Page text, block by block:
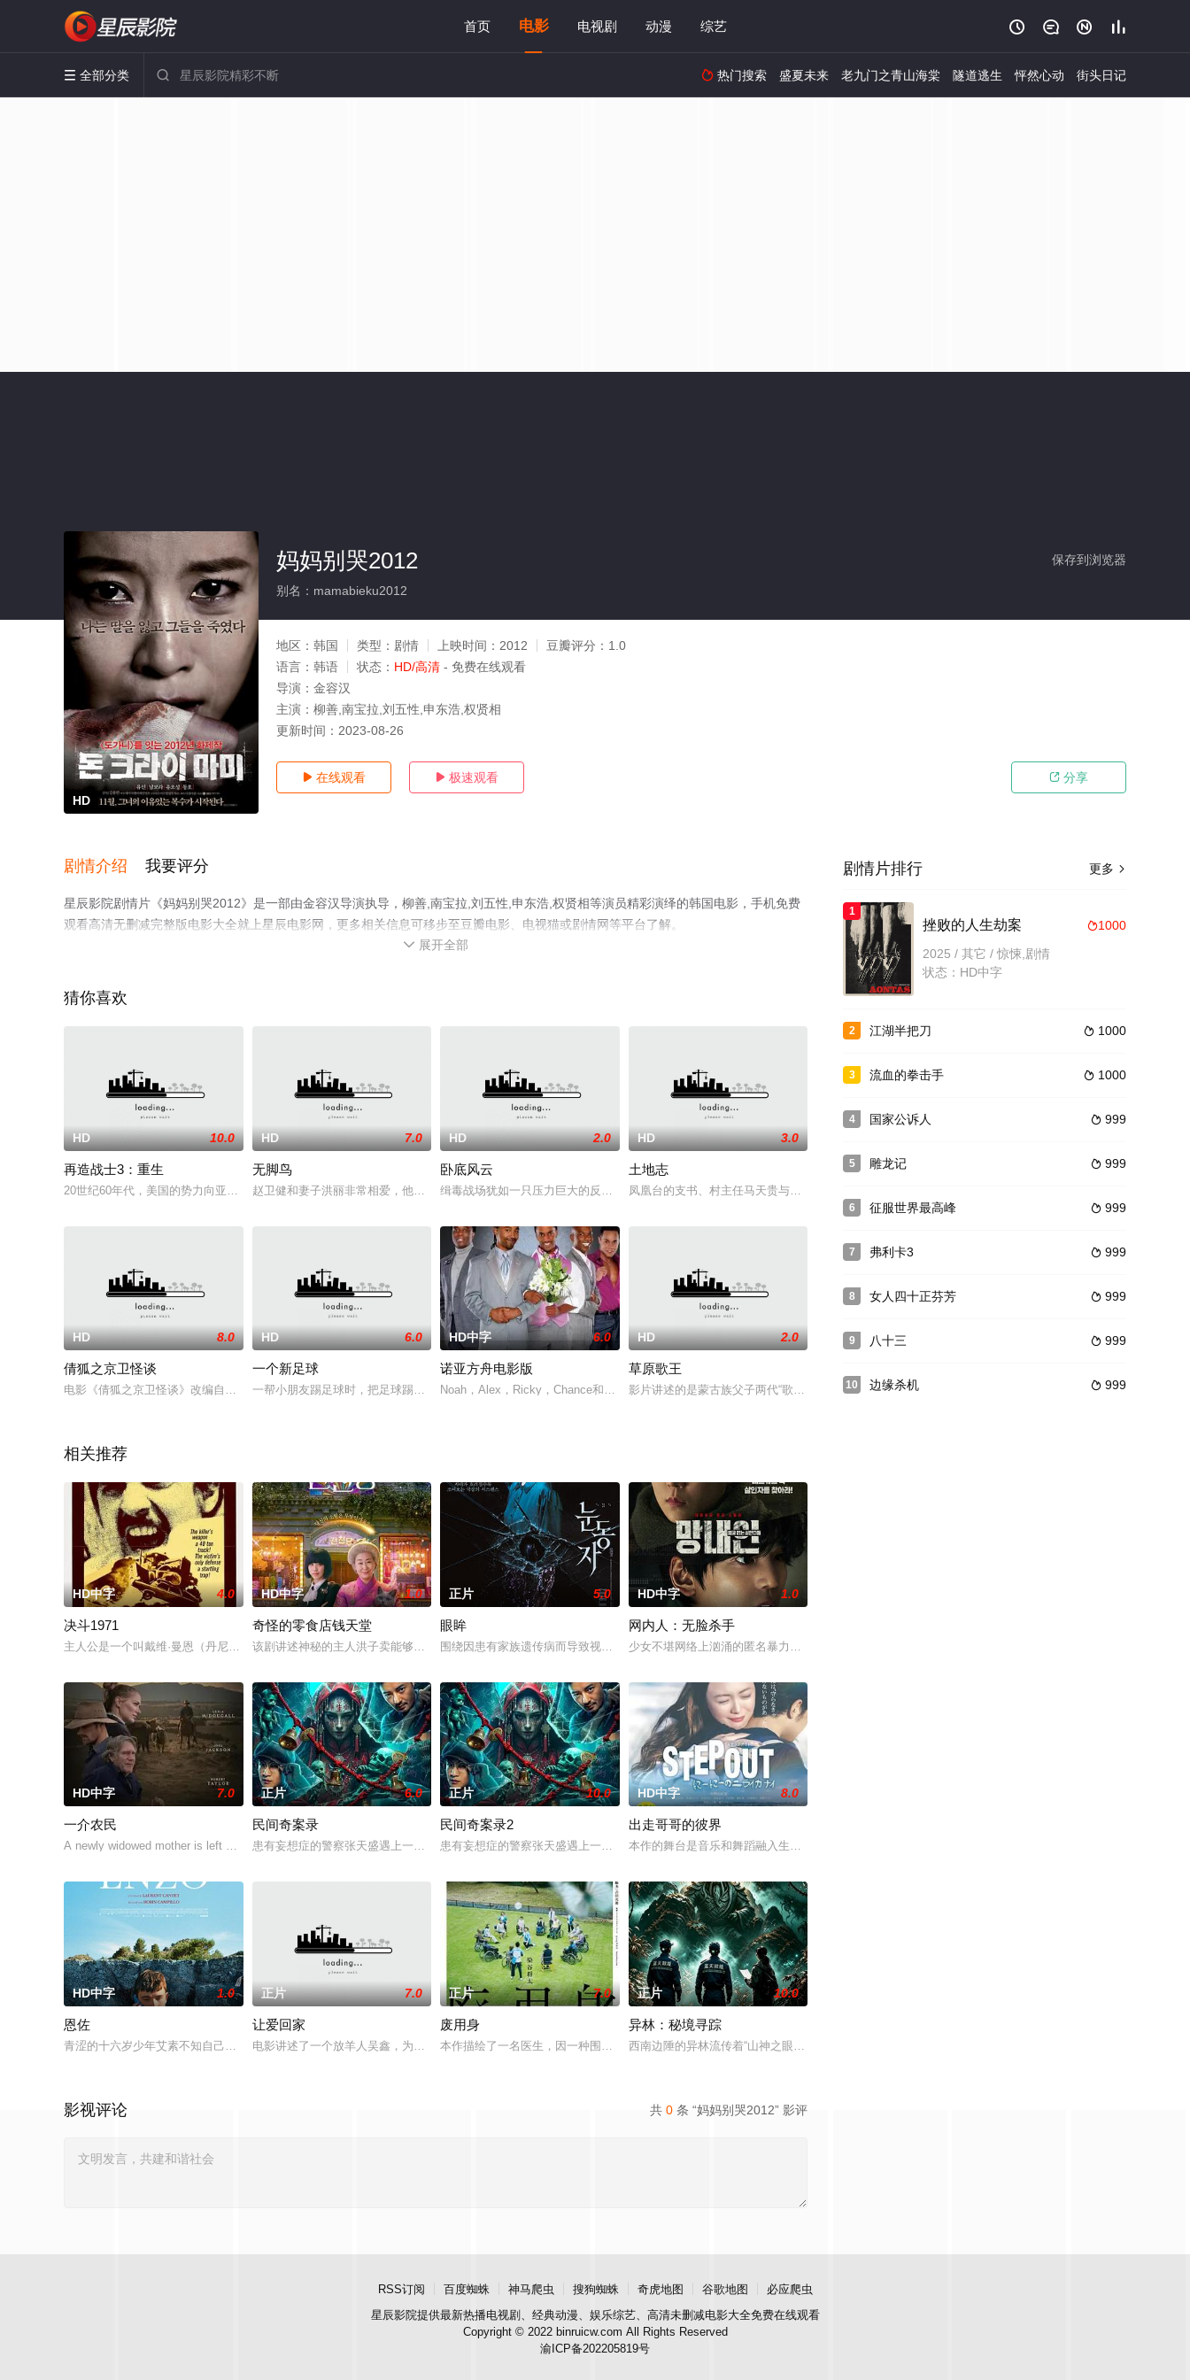
首页 电影 电视剧 动漫 综艺    
 全部分类   热门搜索 盛夏未来 老九门之青山海棠 隧道逃生 怦然心动 街头日记
HD
保存到浏览器
妈妈别哭2012
别名：mamabieku2012
地区： 韩国 类型： 剧情 上映时间： 2012 豆瓣评分： 1.0
语言： 韩语 状态： HD/高清 - 免费在线观看
导演： 金容汉
主演： 柳善,南宝拉,刘五性,申东浩,权贤相
更新时间： 2023-08-26
 在线观看  极速观看  分享
剧情介绍 我要评分
星辰影院剧情片《妈妈别哭2012》是一部由金容汉导演执导，柳善,南宝拉,刘五性,申东浩,权贤相等演员精彩演绎的韩国电影，手机免费
观看高清无删减完整版电影大全就上星辰电影网，更多相关信息可移步至豆瓣电影、电视猫或剧情网等平台了解。
 展开全部
猜你喜欢
HD 10.0
再造战士3：重生
20世纪60年代，美国的势力向亚洲渗透，为此政府实行的一项绝密计划——战士再造计划，通过药物注射等手段将士兵大造成冷血无情、
HD 7.0
无脚鸟
赵卫健和妻子洪丽非常相爱，他们的女儿现在已经6岁了。五年前，洪丽出车祸，身体受了严重创伤，其症状有点象帕金森综合症，就是人们
HD 2.0
卧底风云
缉毒战场犹如一只压力巨大的反应釜，所有参与者的人性都要在其中经受严酷的淬炼与考验，只有健全的人格才能保护我们，因为它拥有真正
HD 3.0
土地志
凤凰台的支书、村主任马天贵与他的房地产开发商弟弟马天元，利用权钱交易，强迫凤凰台村村民进行私土地
HD 8.0
倩狐之京卫怪谈
电影《倩狐之京卫怪谈》改编自古典小说《聊斋》聂小倩篇，影片主要讲述了宁采臣与聂小倩，回京述职之时意外卷入了京城迷案，故事自此
HD 6.0
一个新足球
一帮小朋友踢足球时，把足球踢破了，守门员李英回家休息，瞧见桌子上有一个崭新的足球，遂问爷爷足球从何而来，得知是爸爸寄过来的，
HD中字 6.0
诺亚方舟电影版
Noah，Alex，Ricky，Chance和他们的另一半来到Martha"s Vineyard度周末。但最重要的
HD 2.0
草原歌王
影片讲述的是蒙古族父子两代“歌王”的故事，父亲是将长调带出草原走向世界的“老歌王”，儿子则是将流行音乐
相关推荐
HD中字 4.0
决斗1971
主人公是一个叫戴维·曼恩（丹尼斯·韦弗 Dennis Weaver 饰）的中年男人，这天他在空无一人的州际公路上独自驾车。随
HD中字 1.0
奇怪的零食店钱天堂
该剧讲述神秘的主人洪子卖能够实现人们愿望的神秘零食，以及人们来到那里展开一段魔法般的故事。
正片 5.0
眼眸
围绕因患有家族遗传病而导致视力逐渐丧失的摄影师瑞真展开。在面对跨越视力障碍、好不容易成为陶艺家却离奇身亡的双胞胎妹妹瑞音时，
HD中字 1.0
网内人：无脸杀手
少女不堪网络上汹涌的匿名暴力，选择结束年轻的生命。悲愤的家属委托私家侦探追查真相，誓要找出躲在屏
HD中字 7.0
一介农民
A newly widowed mother is left with the care of an alcoholic f
正片 6.0
民间奇案录
患有妄想症的警察张天盛遇上一起离奇的神像杀人事件，勘案过程中，牵引出“婴胎报仇”，“娘娘索命”等一连串妖异事件，张天盛虽被种
正片 10.0
民间奇案录2
患有妄想症的警察张天盛遇上一起离奇的神像杀人事件，勘案过程中，牵引出“婴胎报仇”，“娘娘索命”等一连串妖异事件，张天盛虽被种
HD中字 8.0
出走哥哥的彼界
本作的舞台是音乐和舞蹈融入生活的冲绳。与母亲朱音、妹妹舞一起生活的照屋踊，憧憬舞蹈学校的丽莎，开
HD中字 1.0
恩佐
青涩的十六岁少年艾素不知自己想要什么，却清楚自己不要什么：父母享受的中产生活、哥哥向往的名校前途。砌砖建墙，朴拙的体力劳动，
正片 7.0
让爱回家
电影讲述了一个放羊人吴鑫，为两只羊和他人发生冲突，失手将对方打死，被判处无期徒刑后，吴鑫在监狱的十几年间，一直表现良好，因吴
正片 7.0
废用身
本作描绘了一名医生，因一种围绕“废用身”——因瘫痪等原因已无恢复可能的四肢——的治疗方法，而一步步踏入在追求理想的理性与疯狂
正片 10.0
异林：秘境寻踪
西南边陲的异林流传着“山神之眼”的恐怖传说，生物系学生苏瑶与同学进山科考，却因遭遇飓风来袭而失联。
共 0 条 “妈妈别哭2012” 影评
影视评论
更多 
剧情片排行
1
1000
挫败的人生劫案
2025 / 其它 / 惊悚,剧情
状态：HD中字
2  1000
江湖半把刀
3  1000
流血的拳击手
4  999
国家公诉人
5  999
雕龙记
6  999
征服世界最高峰
7  999
弗利卡3
8  999
女人四十正芬芳
9  999
八十三
10  999
边缘杀机
RSS订阅 百度蜘蛛 神马爬虫 搜狗蜘蛛 奇虎地图 谷歌地图
必应爬虫
星辰影院提供最新热播电视剧、经典动漫、娱乐综艺、高清未删减电影大全免费在线观看
Copyright © 2022 binruicw.com All Rights Reserved
渝ICP备202205819号